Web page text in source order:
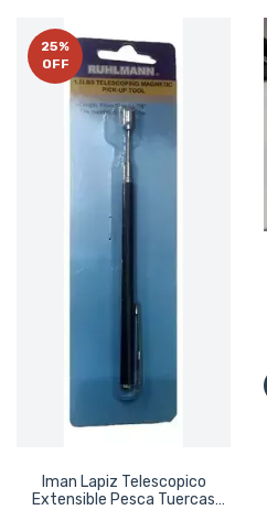
25%
OFF
Iman Lapiz Telescopico
Extensible Pesca Tuercas